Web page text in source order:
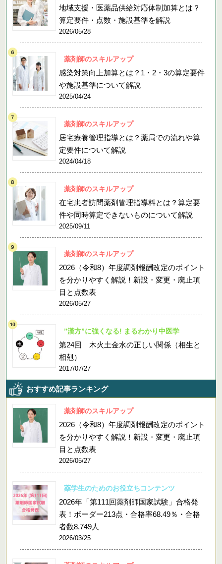
地域支援・医薬品供給対応体制加算とは？
算定要件・点数・施設基準を解説
2026/05/28
薬剤師のスキルアップ
感染対策向上加算とは？1・2・3の算定要件
や施設基準について解説
2025/04/24
薬剤師のスキルアップ
居宅療養管理指導とは？薬局での流れや算
定要件について解説
2024/04/18
薬剤師のスキルアップ
在宅患者訪問薬剤管理指導料とは？算定要
件や同時算定できないものについて解説
2025/09/11
薬剤師のスキルアップ
2026（令和8）年度調剤報酬改定のポイント
を分かりやすく解説！新設・変更・廃止項
目と点数表
2026/05/27
”漢方”に強くなる! まるわかり中医学
第24回 木火土金水の正しい関係（相生と
相剋）
2017/07/27
おすすめ記事ランキング
薬剤師のスキルアップ
2026（令和8）年度調剤報酬改定のポイント
を分かりやすく解説！新設・変更・廃止項
目と点数表
2026/05/27
薬学生のためのお役立ちコンテンツ
2026年「第111回薬剤師国家試験」合格発
表！ボーダー213点・合格率68.49％・合格
者数8,749人
2026/03/25